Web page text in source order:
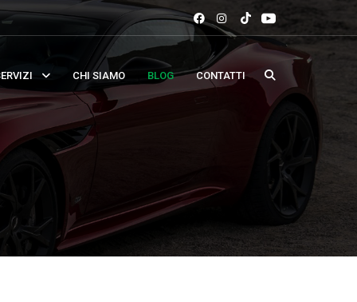
CHI SIAMO BLOG CONTATTI